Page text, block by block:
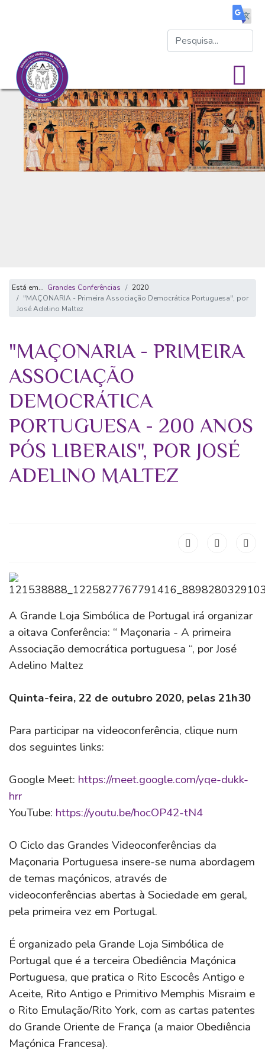
Está em... Grandes Conferências
2020
"MAÇONARIA - Primeira Associação Democrática Portuguesa", por
José Adelino Maltez
"MAÇONARIA - PRIMEIRA
ASSOCIAÇÃO
DEMOCRÁTICA
PORTUGUESA - 200 ANOS
PÓS LIBERAIS", POR JOSÉ
ADELINO MALTEZ
A Grande Loja Simbólica de Portugal irá organizar
a oitava Conferência: “ Maçonaria - A primeira
Associação democrática portuguesa “, por José
Adelino Maltez
Quinta-feira, 22 de outubro 2020, pelas 21h30
Para participar na videoconferência, clique num
dos seguintes links:
Google Meet: https://meet.google.com/yqe-dukk-
hrr
YouTube: https://youtu.be/hocOP42-tN4
O Ciclo das Grandes Videoconferências da
Maçonaria Portuguesa insere-se numa abordagem
de temas maçónicos, através de
videoconferências abertas à Sociedade em geral,
pela primeira vez em Portugal.
É organizado pela Grande Loja Simbólica de
Portugal que é a terceira Obediência Maçónica
Portuguesa, que pratica o Rito Escocês Antigo e
Aceite, Rito Antigo e Primitivo Memphis Misraim e
o Rito Emulação/Rito York, com as cartas patentes
do Grande Oriente de França (a maior Obediência
Maçónica Francesa).